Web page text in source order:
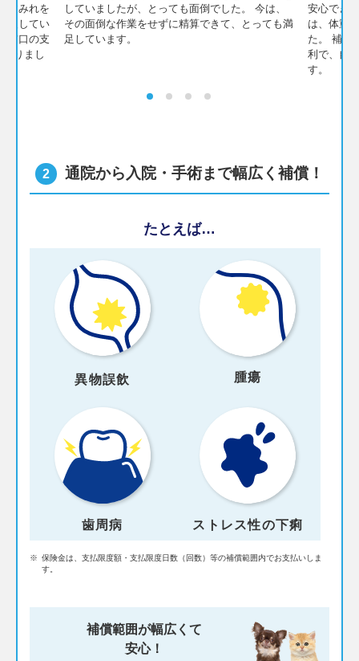
すみれを
入してい
窓口の支
りまし
していましたが、とっても面倒でした。 今は、
その面倒な作業をせずに精算できて、とっても満
足しています。
安心でき
は、体重
た。 補償
利で、自
す。
2 通院から入院・手術まで幅広く補償！
たとえば…
異物誤飲 腫瘍
歯周病 ストレス性の下痢
※ 保険金は、支払限度額・支払限度日数（回数）等の補償範囲内でお支払いしま
す。
補償範囲が幅広くて
安心！